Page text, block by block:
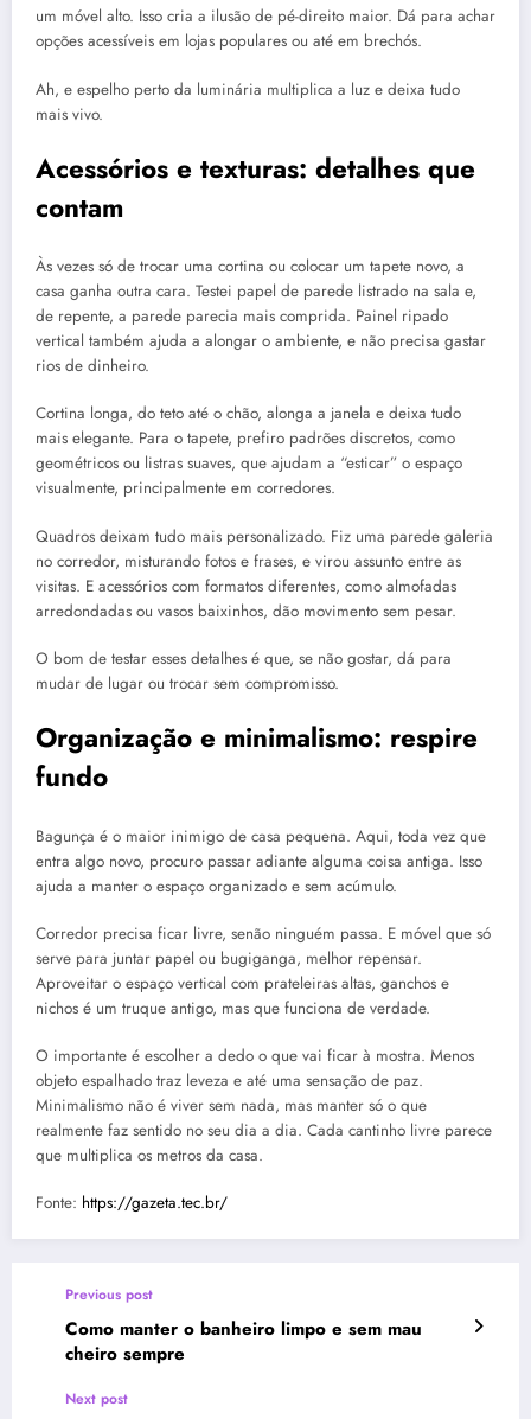
um móvel alto. Isso cria a ilusão de pé-direito maior. Dá para achar
opções acessíveis em lojas populares ou até em brechós.
Ah, e espelho perto da luminária multiplica a luz e deixa tudo
mais vivo.
Acessórios e texturas: detalhes que
contam
Às vezes só de trocar uma cortina ou colocar um tapete novo, a
casa ganha outra cara. Testei papel de parede listrado na sala e,
de repente, a parede parecia mais comprida. Painel ripado
vertical também ajuda a alongar o ambiente, e não precisa gastar
rios de dinheiro.
Cortina longa, do teto até o chão, alonga a janela e deixa tudo
mais elegante. Para o tapete, prefiro padrões discretos, como
geométricos ou listras suaves, que ajudam a “esticar” o espaço
visualmente, principalmente em corredores.
Quadros deixam tudo mais personalizado. Fiz uma parede galeria
no corredor, misturando fotos e frases, e virou assunto entre as
visitas. E acessórios com formatos diferentes, como almofadas
arredondadas ou vasos baixinhos, dão movimento sem pesar.
O bom de testar esses detalhes é que, se não gostar, dá para
mudar de lugar ou trocar sem compromisso.
Organização e minimalismo: respire
fundo
Bagunça é o maior inimigo de casa pequena. Aqui, toda vez que
entra algo novo, procuro passar adiante alguma coisa antiga. Isso
ajuda a manter o espaço organizado e sem acúmulo.
Corredor precisa ficar livre, senão ninguém passa. E móvel que só
serve para juntar papel ou bugiganga, melhor repensar.
Aproveitar o espaço vertical com prateleiras altas, ganchos e
nichos é um truque antigo, mas que funciona de verdade.
O importante é escolher a dedo o que vai ficar à mostra. Menos
objeto espalhado traz leveza e até uma sensação de paz.
Minimalismo não é viver sem nada, mas manter só o que
realmente faz sentido no seu dia a dia. Cada cantinho livre parece
que multiplica os metros da casa.
Fonte: https://gazeta.tec.br/
Previous post
Como manter o banheiro limpo e sem mau
cheiro sempre
Next post